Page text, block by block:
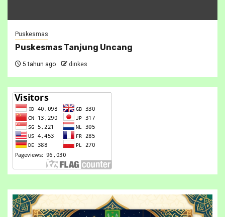
Puskesmas
Puskesmas Tanjung Uncang
5 tahun ago dinkes